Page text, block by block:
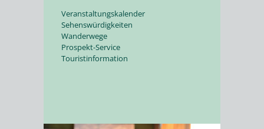
Veranstaltungskalender
Sehenswürdigkeiten
Wanderwege
Prospekt-Service
Touristinformation